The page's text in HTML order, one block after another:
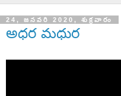
24, జనవరి 2020, శుక్రవారం
అధర మధుర